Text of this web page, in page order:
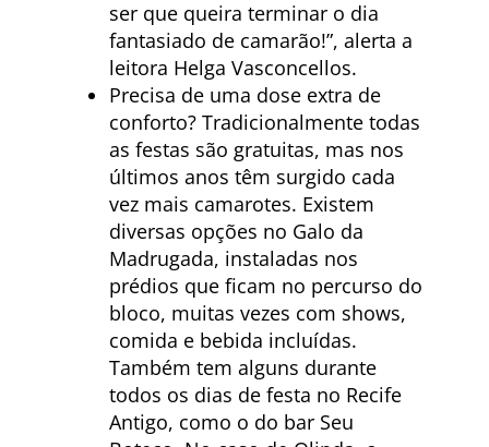
ser que queira terminar o dia
fantasiado de camarão!”, alerta a
leitora Helga Vasconcellos.
Precisa de uma dose extra de
conforto? Tradicionalmente todas
as festas são gratuitas, mas nos
últimos anos têm surgido cada
vez mais camarotes. Existem
diversas opções no Galo da
Madrugada, instaladas nos
prédios que ficam no percurso do
bloco, muitas vezes com shows,
comida e bebida incluídas.
Também tem alguns durante
todos os dias de festa no Recife
Antigo, como o do bar Seu